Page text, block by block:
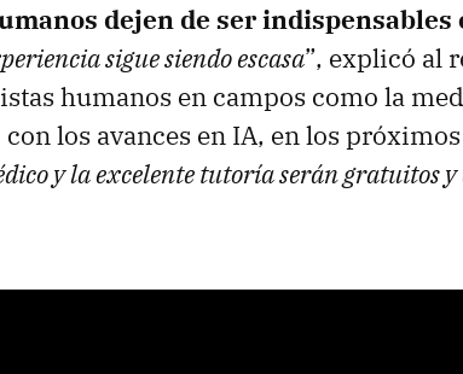
dejen de ser indispensables
sigue siendo escasa”, explicó al
humanos en campos como la
los avances en IA, en los próximos
y la excelente tutoría serán gratuitos y